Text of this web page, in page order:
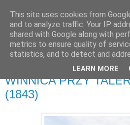
środa, 5 lipca 2017
WINNICA PRZY
(1843)
This site uses cookies from
and to analyze traffic. Your IP
shared with Google along with
metrics to ensure quality of
statistics, and to detect and
LEARN MORE